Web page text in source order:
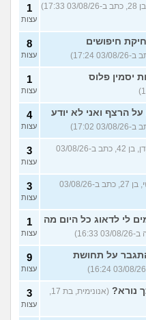
1
עצות
חיפושים
8
עצות
יסמין פלוס 1
עצות
הרצף ואני לא יודע
4
עצות
(דן, בן 42, כתב ב-03/08/26
3
עצות
(אנושי, בן 27, כתב ב-03/08/26
3
עצות
לי לדאוג כל היום מה
1
עצות
על תחושת
9
עצות
נורא? 3
עצות